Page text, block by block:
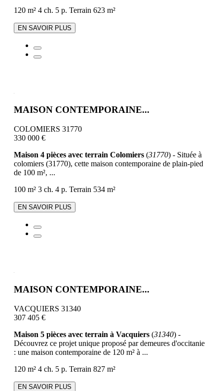
120 m² 4 ch. 5 p. Terrain 623 m²
EN SAVOIR PLUS
MAISON CONTEMPORAINE...
COLOMIERS 31770
330 000 €
Maison 4 pièces avec terrain Colomiers (31770) - Située à
colomiers (31770), cette maison contemporaine de plain-pied
de 100 m², ...
100 m² 3 ch. 4 p. Terrain 534 m²
EN SAVOIR PLUS
MAISON CONTEMPORAINE...
VACQUIERS 31340
307 405 €
Maison 5 pièces avec terrain à Vacquiers (31340) -
Découvrez ce projet unique proposé par demeures d'occitanie
: une maison contemporaine de 120 m² à ...
120 m² 4 ch. 5 p. Terrain 827 m²
EN SAVOIR PLUS